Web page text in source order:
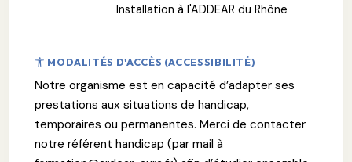
Installation à l'ADDEAR du Rhône
MODALITÉS D'ACCÈS (ACCESSIBILITÉ)
Notre organisme est en capacité d’adapter ses
prestations aux situations de handicap,
temporaires ou permanentes. Merci de contacter
notre référent handicap (par mail à